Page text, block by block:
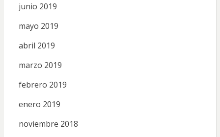
junio 2019
mayo 2019
abril 2019
marzo 2019
febrero 2019
enero 2019
noviembre 2018